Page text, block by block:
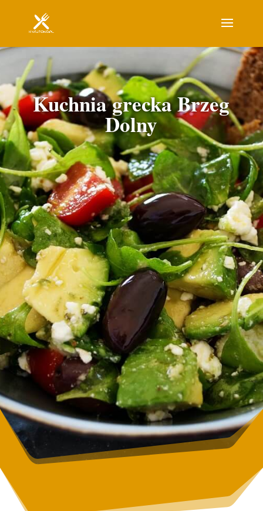
Kuchnia grecka Brzeg
Dolny